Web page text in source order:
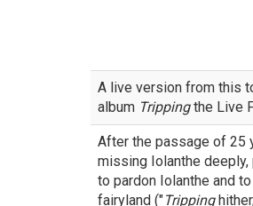
A live version from this
album Trippingthe Live
After the passage of 25
missing Iolanthe
to pardon Iolanthe and
fairyland ("Tripping